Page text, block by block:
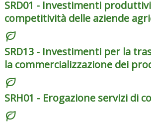
SRD01 - Investimenti
competitività delle aziende
SRD13 - Investimenti per la
la commercializzazione dei
SRH01 - Erogazione servizi di